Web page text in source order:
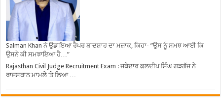
Salman Khan ਨੇ ਉਡਾਇਆ ਰੈਪਰ ਬਾਦਸ਼ਾਹ ਦਾ ਮਜ਼ਾਕ, ਕਿਹਾ- ”ਉਸ ਨੂੰ ਸਮਝ ਆਈ ਕਿ
ਉਸਨੇ ਕੀ ਸਮਝਾਇਆ ਹੈ…”
Rajasthan Civil Judge Recruitment Exam : ਜਥੇਦਾਰ ਕੁਲਦੀਪ ਸਿੰਘ ਗੜਗੱਜ ਨੇ
ਰਾਜਸਥਾਨ ਮਾਮਲੇ ‘ਤੇ ਲਿਆ …